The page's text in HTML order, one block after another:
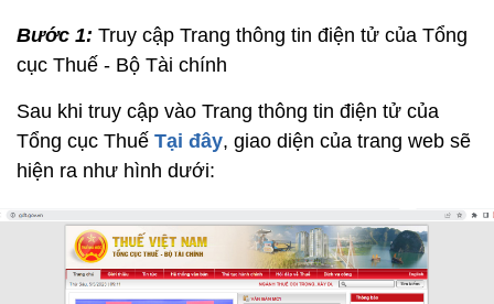
Bước 1: Truy cập Trang thông tin điện tử của Tổng
cục Thuế - Bộ Tài chính
Sau khi truy cập vào Trang thông tin điện tử của
Tổng cục Thuế Tại đây, giao diện của trang web sẽ
hiện ra như hình dưới: